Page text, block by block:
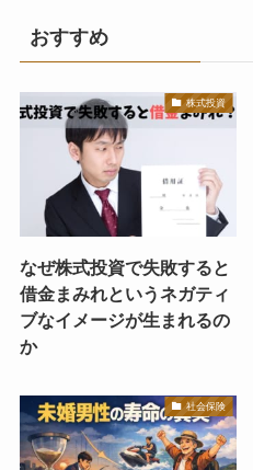
おすすめ
株式投資
なぜ株式投資で失敗すると
借金まみれというネガティ
ブなイメージが生まれるの
か
社会保険